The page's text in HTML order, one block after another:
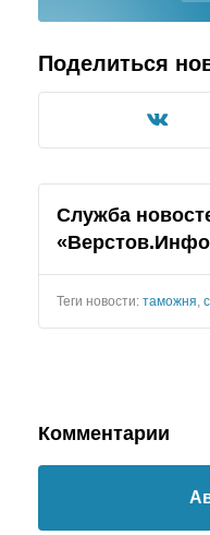
Поделиться
Служба
Теги новости: таможня
Комментарии